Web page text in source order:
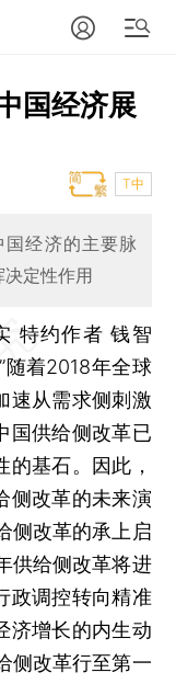
国经济展
T中
经济的主要脉
定性作用
特约作者 钱智
随着2018年全球
速从需求侧刺激
国供给侧改革已
基石。因此，
侧改革的未来演
侧改革的承上启
供给侧改革将进
政调控转向精准
济增长的内生动
侧改革行至第一